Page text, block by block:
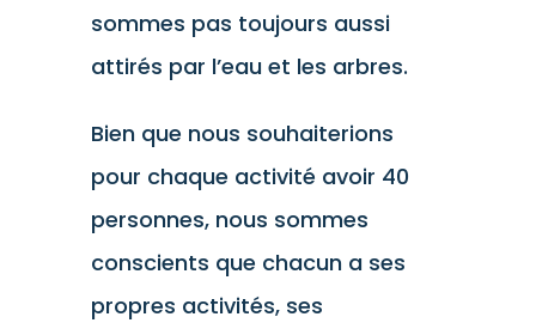
sommes pas toujours aussi
attirés par l’eau et les arbres.
Bien que nous souhaiterions
pour chaque activité avoir 40
personnes, nous sommes
conscients que chacun a ses
propres activités, ses